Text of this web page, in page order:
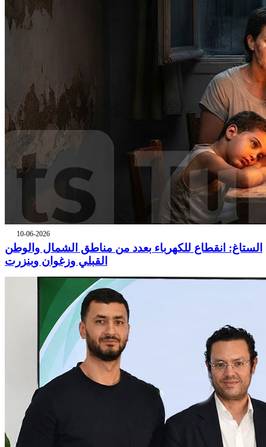
10-06-2026
الستاغ: انقطاع للكهرباء بعدد من مناطق الشمال والوطن
القبلي وزغوان وبنزرت